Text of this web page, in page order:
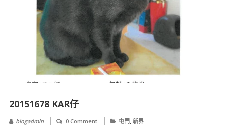
20151678 KAR仔
blogadmin 0 Comment 屯門, 新界